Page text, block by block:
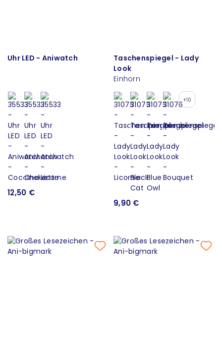
Uhr LED - Aniwatch
12,50 €
Taschenspiegel - Lady
Look
Einhorn
+10
9,90 €